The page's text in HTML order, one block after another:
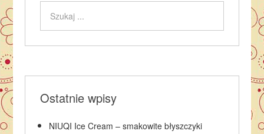
Ostatnie wpisy
NIUQI Ice Cream – smakowite błyszczyki